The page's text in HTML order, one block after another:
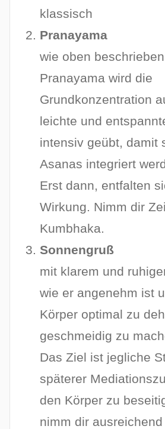
klassisch
Pranayama
wie oben
Pranayama wird die
Grundkonzentration
leichte und
intensiv geübt, damit
Asanas integriert
Erst dann, entfalten
Wirkung. Nimm dir
Kumbhaka.
Sonnengruß
mit klarem und
wie er angenehm ist
Körper optimal zu
geschmeidig zu
Das Ziel ist jegliche
späterer
den Körper zu
nimm dir